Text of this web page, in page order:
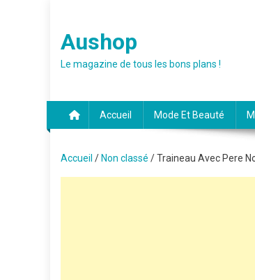
content
Aushop
Le magazine de tous les bons plans !
Accueil Mode Et Beauté
Accueil / Non classé / Traineau Avec Pere